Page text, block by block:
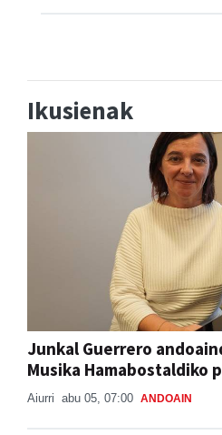
Ikusienak
Junkal Guerrero
Musika Hamabostaldiko
Aiurri abu 05, 07:00 ANDOAIN